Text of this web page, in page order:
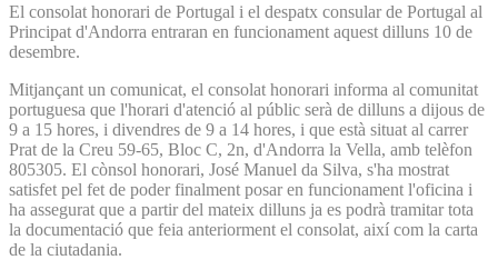
El consolat honorari de Portugal i el despatx consular de Portugal al
Principat d'Andorra entraran en funcionament aquest dilluns 10 de
desembre.
Mitjançant un comunicat, el consolat honorari informa al comunitat
portuguesa que l'horari d'atenció al públic serà de dilluns a dijous de
9 a 15 hores, i divendres de 9 a 14 hores, i que està situat al carrer
Prat de la Creu 59-65, Bloc C, 2n, d'Andorra la Vella, amb telèfon
805305. El cònsol honorari, José Manuel da Silva, s'ha mostrat
satisfet pel fet de poder finalment posar en funcionament l'oficina i
ha assegurat que a partir del mateix dilluns ja es podrà tramitar tota
la documentació que feia anteriorment el consolat, així com la carta
de la ciutadania.